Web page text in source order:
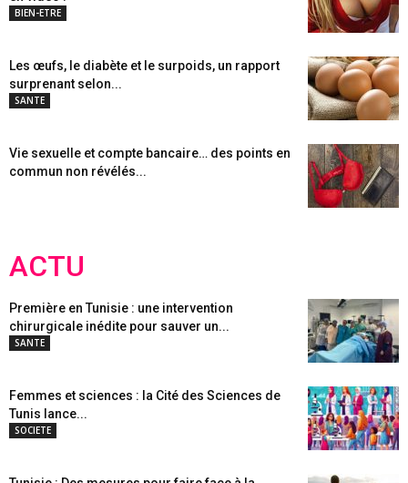
BIEN-ETRE
Les œufs, le diabète et le surpoids, un rapport
surprenant selon...
SANTE
Vie sexuelle et compte bancaire… des points en
commun non révélés...
ACTU
Première en Tunisie : une intervention
chirurgicale inédite pour sauver un...
SANTE
Femmes et sciences : la Cité des Sciences de
Tunis lance...
SOCIETE